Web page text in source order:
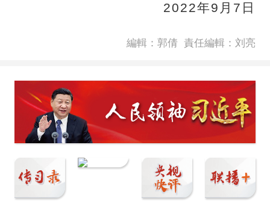
2022年9月7日
編輯：郭倩 責任編輯：刘亮